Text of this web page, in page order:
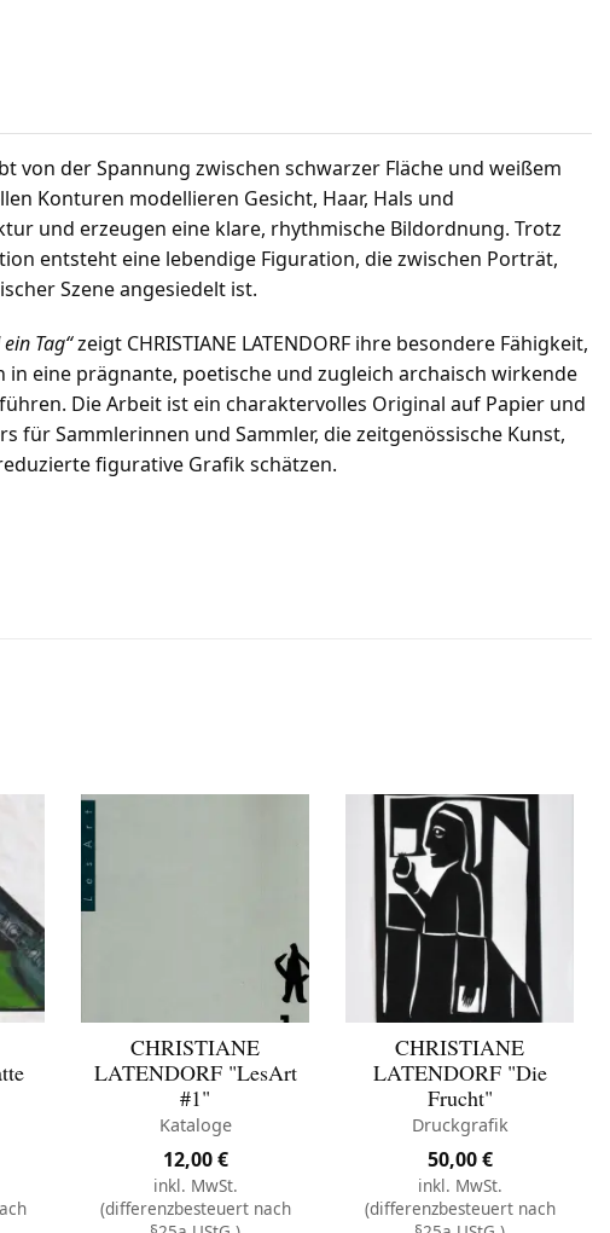
von der Spannung zwischen schwarzer Fläche und weißem
Konturen modellieren Gesicht, Haar, Hals und
und erzeugen eine klare, rhythmische Bildordnung. Trotz
entsteht eine lebendige Figuration, die zwischen Porträt,
Szene angesiedelt ist.
Tag“zeigt CHRISTIANE LATENDORF ihre besondere Fähigkeit,
in eine prägnante, poetische und zugleich archaisch wirkende
Die Arbeit ist ein charaktervolles Original auf Papier und
für Sammlerinnen und Sammler, die zeitgenössische Kunst,
figurative Grafik schätzen.
CHRISTIANE
LATENDORF "LesArt
#1"
Kataloge
12,00€
inkl. MwSt.
(differenzbesteuert nach
CHRISTIANE
LATENDORF "Die
Frucht"
Druckgrafik
50,00€
inkl. MwSt.
(differenzbesteuert nach